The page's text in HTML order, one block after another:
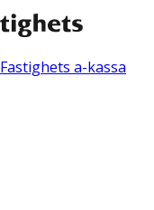
Fastighets a-kassa